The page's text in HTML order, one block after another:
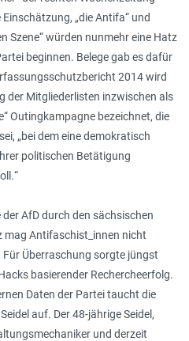
Einschätzung, „die Antifa“ und
Szene“ würden nunmehr eine Hatz
beginnen. Belege gab es dafür
2014 wird
der Mitgliederlisten inzwischen als
“ Outingkampagne bezeichnet, die
„bei dem eine demokratisch
politischen Betätigung
“
AfD durch den sächsischen
Antifaschist_innen nicht
Überraschung sorgte jüngst
basierender Rechercheerfolg.
Daten der Partei taucht die
auf. Der 48-jährige Seidel,
und derzeit